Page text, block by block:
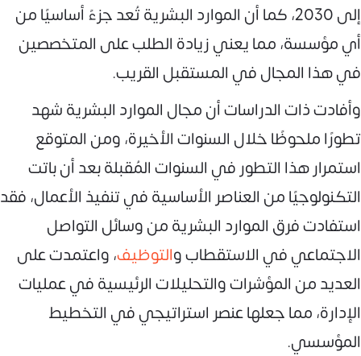
إلى 2030، كما أن الموارد البشرية تُعد جزءً أساسيًا من
أي مؤسسة، مما يعني زيادة الطلب على المتخصصين
في هذا المجال في المستقبل القريب.
وأفادت ذات الدراسات أن مجال الموارد البشرية شهد
تطورًا ملحوظًا خلال السنوات الأخيرة، ومن المتوقع
استمرار هذا التطور في السنوات المُقبلة بعد أن باتت
التكنولوجيًا من العناصر الأساسية في تنفيذ الأعمال، فقد
استفادت فرق الموارد البشرية من وسائل التواصل
الاجتماعي في الاستقطاب والتوظيف، واعتمدت على
العديد من المؤشرات والتحليلات الرئيسية في عمليات
الإدارة، مما جعلها عنصر استراتيجي في التخطيط
المؤسسي.